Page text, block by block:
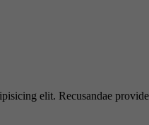
elit. Recusandae